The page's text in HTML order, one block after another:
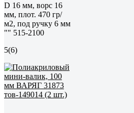
D 16 мм, ворс 16
мм, плот. 470 гр/
м2, под ручку 6 мм
"" 515-2100
5(6)